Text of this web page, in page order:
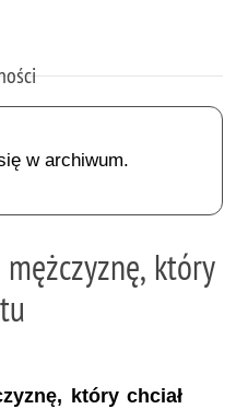
w archiwum.
który
który chciał